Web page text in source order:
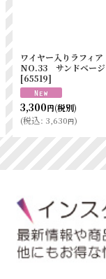
ワイヤー入りラフィ
NO.33 サンドベー
[65519]
3,300円(税別)
(税込: 3,630円)